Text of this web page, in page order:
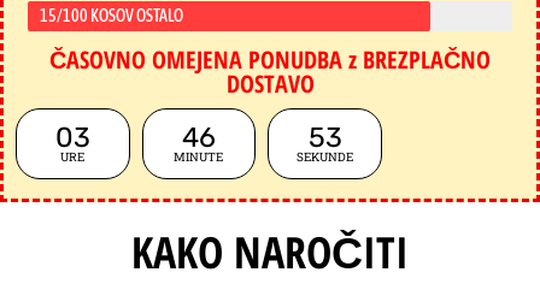
15/100 KOSOV OSTALO
ČASOVNO OMEJENA PONUDBA z BREZPLAČNO
DOSTAVO
03
URE
46
MINUTE
51
SEKUNDE
KAKO NAROČITI